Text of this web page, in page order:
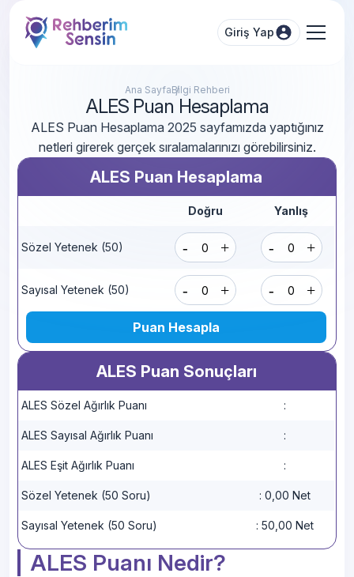
Giriş Yap
Ana SayfaBilgi Rehberi
ALES Puan Hesaplama
ALES Puan Hesaplama 2025 sayfamızda yaptığınız
netleri girerek gerçek sıralamalarınızı görebilirsiniz.
ALES Puan Hesaplama
Doğru Yanlış
Sözel Yetenek (50) - + - +
Sayısal Yetenek (50) - + - +
Puan Hesapla
ALES Puan Sonuçları
ALES Sözel Ağırlık Puanı :
ALES Sayısal Ağırlık Puanı :
ALES Eşit Ağırlık Puanı :
Sözel Yetenek (50 Soru) : 0,00 Net
Sayısal Yetenek (50 Soru) : 50,00 Net
ALES Puanı Nedir?